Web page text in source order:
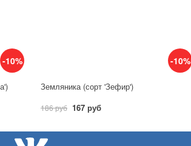
-10% -10%
Земляника (сорт 'Зефир')
186 руб 167 руб